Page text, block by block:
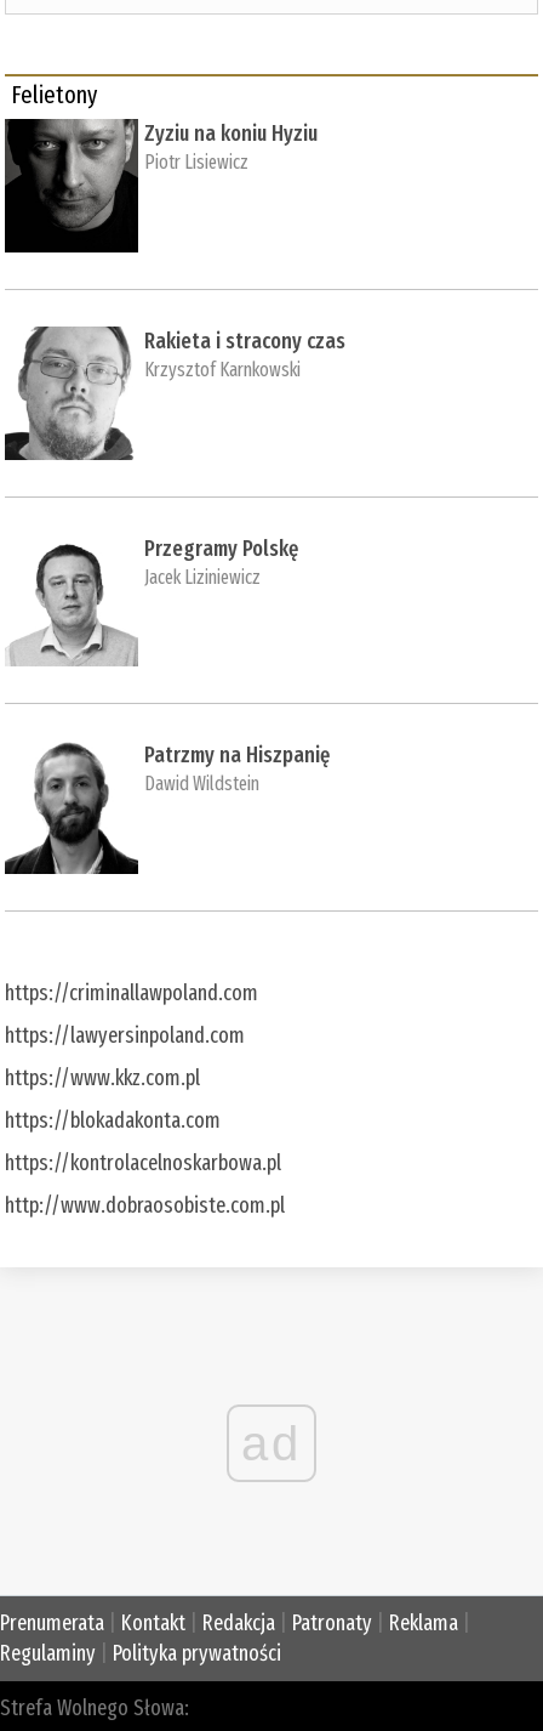
Felietony
Zyziu na koniu Hyziu
Piotr Lisiewicz
Rakieta i stracony czas
Krzysztof Karnkowski
Przegramy Polskę
Jacek Liziniewicz
Patrzmy na Hiszpanię
Dawid Wildstein
https://criminallawpoland.com
https://lawyersinpoland.com
https://www.kkz.com.pl
https://blokadakonta.com
https://kontrolacelnoskarbowa.pl
http://www.dobraosobiste.com.pl
ad
Prenumerata Kontakt Redakcja Patronaty Reklama
Regulaminy
Polityka prywatności
Strefa Wolnego Słowa: